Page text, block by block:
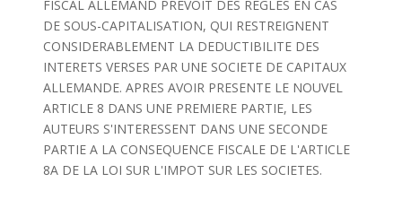
FISCAL ALLEMAND PREVOIT DES REGLES EN CAS
DE SOUS-CAPITALISATION, QUI RESTREIGNENT
CONSIDERABLEMENT LA DEDUCTIBILITE DES
INTERETS VERSES PAR UNE SOCIETE DE CAPITAUX
ALLEMANDE. APRES AVOIR PRESENTE LE NOUVEL
ARTICLE 8 DANS UNE PREMIERE PARTIE, LES
AUTEURS S'INTERESSENT DANS UNE SECONDE
PARTIE A LA CONSEQUENCE FISCALE DE L'ARTICLE
8A DE LA LOI SUR L'IMPOT SUR LES SOCIETES.